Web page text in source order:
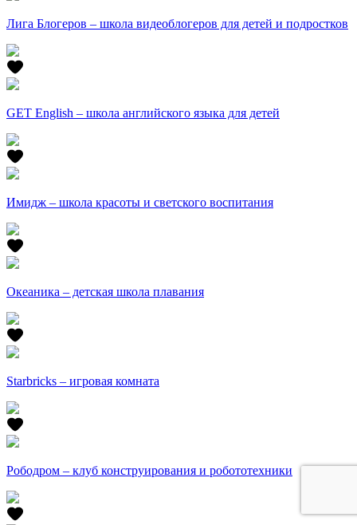
Лига Блогеров – школа видеоблогеров для детей и подростков
GET English – школа английского языка для детей
Имидж – школа красоты и светского воспитания
Океаника – детская школа плавания
Starbricks – игровая комната
Рободром – клуб конструирования и робототехники